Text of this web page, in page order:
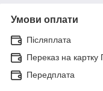
Умови оплати
Післяплата
Переказ на картку
Передплата